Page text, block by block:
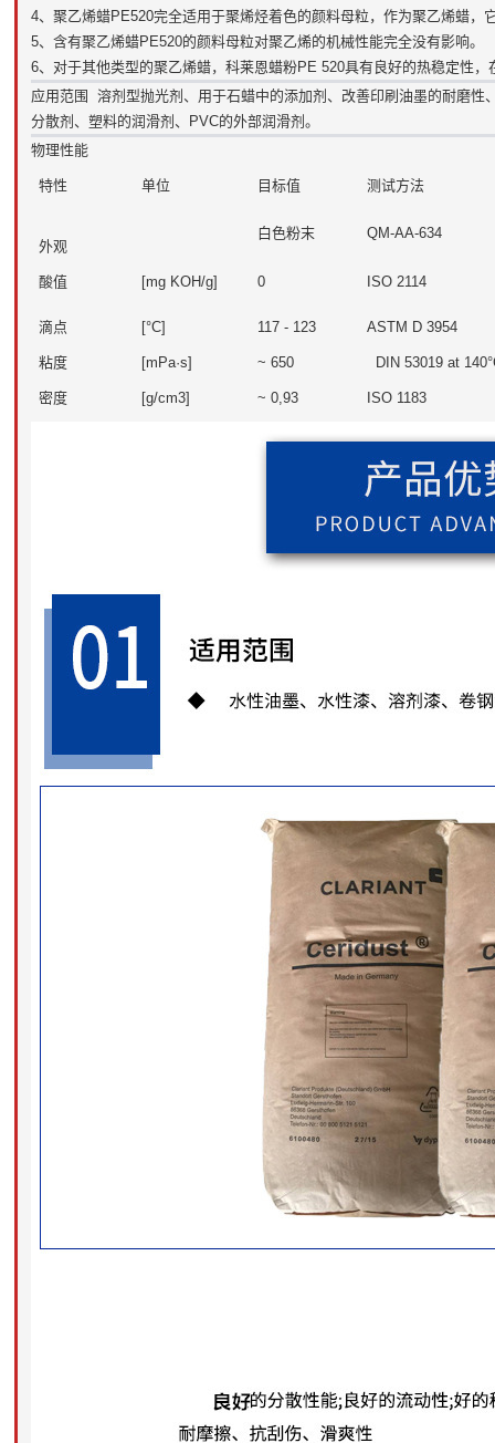
4、聚乙烯蜡PE520完全适用于聚烯烃着色的颜料母粒，作为聚乙烯蜡
5、含有聚乙烯蜡PE520的颜料母粒对聚乙烯的机械性能完全没有影响。
6、对于其他类型的聚乙烯蜡，科莱恩蜡粉PE 520具有良好的热稳定性
应用范围 溶剂型抛光剂、用于石蜡中的添加剂、改善印刷油墨的耐磨
分散剂、塑料的润滑剂、PVC的外部润滑剂。
物理性能
特性 单位 目标值 测试方法
外观
白色粉末 QM-AA-634
酸值 [mg KOH/g] 0 ISO 2114
滴点 [°C] 117 - 123 ASTM D 3954
粘度 [mPa·s] ~ 650 DIN 53019 at
密度 [g/cm3] ~ 0,93 ISO 1183